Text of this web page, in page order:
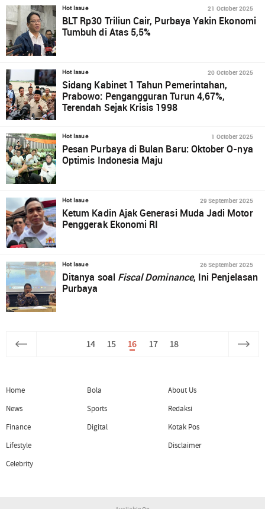
Hot Issue 21 October 2025
BLT Rp30 Triliun Cair, Purbaya Yakin Ekonomi
Tumbuh di Atas 5,5%
Hot Issue 20 October 2025
Sidang Kabinet 1 Tahun Pemerintahan,
Prabowo: Pengangguran Turun 4,67%,
Terendah Sejak Krisis 1998
Hot Issue 1 October 2025
Pesan Purbaya di Bulan Baru: Oktober O-nya
Optimis Indonesia Maju
Hot Issue 29 September 2025
Ketum Kadin Ajak Generasi Muda Jadi Motor
Penggerak Ekonomi RI
Hot Issue 26 September 2025
Ditanya soal Fiscal Dominance, Ini Penjelasan
Purbaya
14 15 16 17 18
Home
News
Finance
Lifestyle
Celebrity
Bola
Sports
Digital
About Us
Redaksi
Kotak Pos
Disclaimer